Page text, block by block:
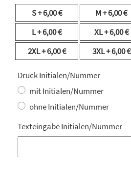
S+ 6,00 € M+ 6,00 €
L+ 6,00 € XL+ 6,00 €
2XL+ 6,00 € 3XL+ 6,00 €
Druck Initialen/Nummer
mit Initialen/Nummer
ohne Initialen/Nummer
Texteingabe Initialen/Nummer